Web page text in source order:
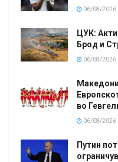
06/08/2026
ЦУК:
Брод и
06/08/2026
во
06/08/2026
Путин